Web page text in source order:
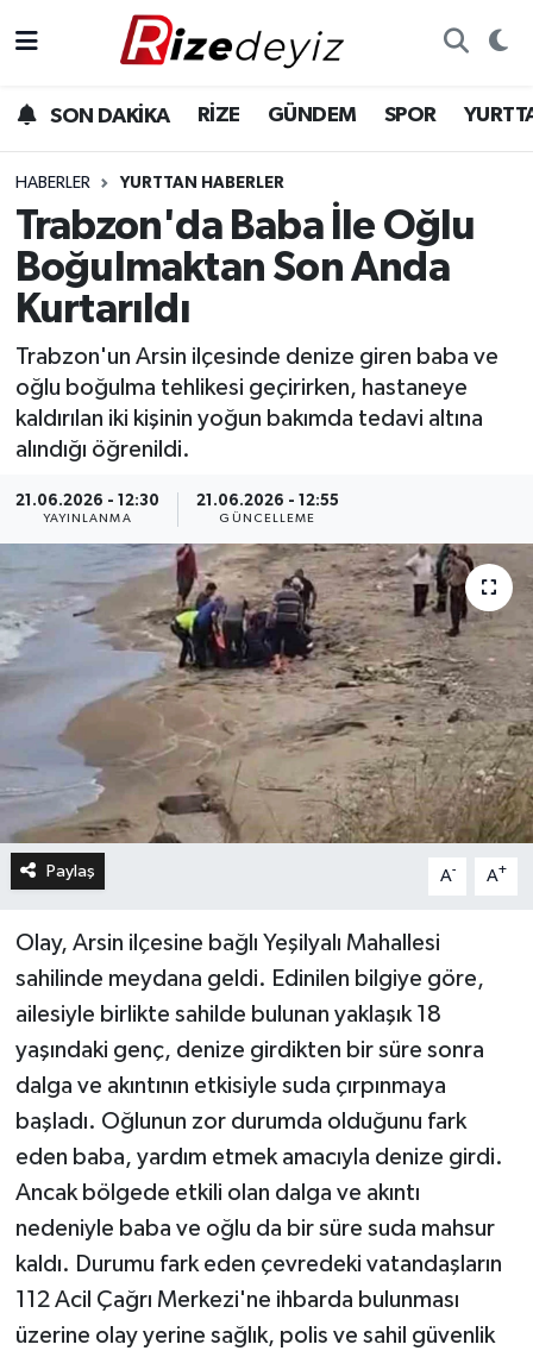
SON DAKİKA RİZE GÜNDEM SPOR
HABERLER YURTTAN HABERLER
Trabzon'da Baba İle Oğlu
Boğulmaktan Son Anda
Kurtarıldı
Trabzon'un Arsin ilçesinde denize giren baba ve
oğlu boğulma tehlikesi geçirirken, hastaneye
kaldırılan iki kişinin yoğun bakımda tedavi altına
alındığı öğrenildi.
21.06.2026 - 12:30
YAYINLANMA
21.06.2026 - 12:55
GÜNCELLEME
Paylaş A- A+
Olay, Arsin ilçesine bağlı Yeşilyalı Mahallesi
sahilinde meydana geldi. Edinilen bilgiye göre,
ailesiyle birlikte sahilde bulunan yaklaşık 18
yaşındaki genç, denize girdikten bir süre sonra
dalga ve akıntının etkisiyle suda çırpınmaya
başladı. Oğlunun zor durumda olduğunu fark
eden baba, yardım etmek amacıyla denize girdi.
Ancak bölgede etkili olan dalga ve akıntı
nedeniyle baba ve oğlu da bir süre suda mahsur
kaldı. Durumu fark eden çevredeki vatandaşların
112 Acil Çağrı Merkezi'ne ihbarda bulunması
üzerine olay yerine sağlık, polis ve sahil güvenlik
Gündem
Yurttan Haberler
Ekonomi
Sağlık
Rize Hava Durumu
Rize Trafik Yoğunluk Haritası
Süper Lig Puan Durumu ve Fikstür
Son Dakika Haberleri
Haber Arşivi